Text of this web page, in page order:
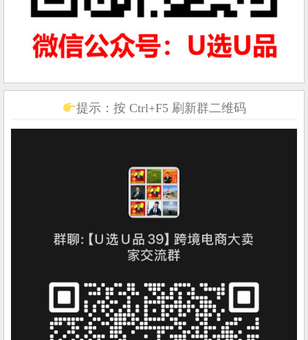
提示：按 Ctrl+F5 刷新群二维码